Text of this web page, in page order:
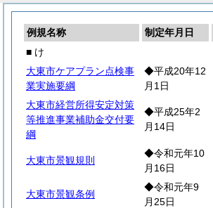
例規名称 制定年月日
■ け
大東市ケアプラン点検事
業実施要綱
◆平成20年12
月1日
大東市経営所得安定対策
等推進事業補助金交付要
綱
◆平成25年2
月14日
大東市景観規則
◆令和元年10
月16日
大東市景観条例
◆令和元年9
月25日